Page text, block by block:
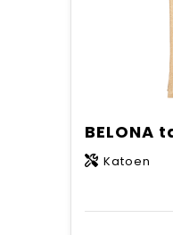
Katoen